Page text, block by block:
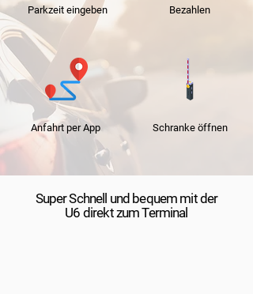
Parkzeit eingeben
Anfahrt per App
Bezahlen
Schranke öffnen
Super Schnell und bequem mit der
U6 direkt zum Terminal